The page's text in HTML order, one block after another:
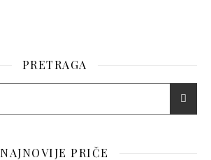
PRETRAGA
NAJNOVIJE PRIČE